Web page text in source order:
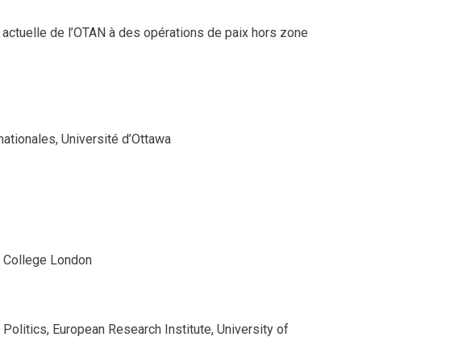
de l’OTAN à des opérations de paix hors zone
Université d’Ottawa
London
European Research Institute, University of